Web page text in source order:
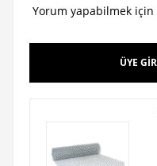
Yorum yapabilmek
ÜYE